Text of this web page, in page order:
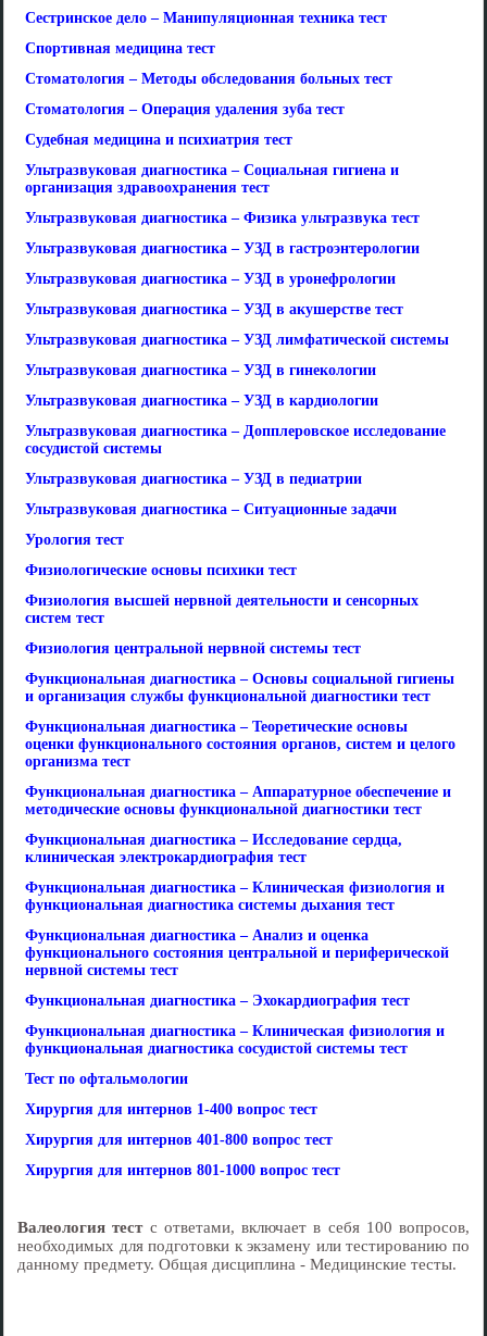
Сестринское дело – Манипуляционная техника тест
Спортивная медицина тест
Стоматология – Методы обследования больных тест
Стоматология – Операция удаления зуба тест
Судебная медицина и психиатрия тест
Ультразвуковая диагностика – Социальная гигиена и
организация здравоохранения тест
Ультразвуковая диагностика – Физика ультразвука тест
Ультразвуковая диагностика – УЗД в гастроэнтерологии
Ультразвуковая диагностика – УЗД в уронефрологии
Ультразвуковая диагностика – УЗД в акушерстве тест
Ультразвуковая диагностика – УЗД лимфатической системы
Ультразвуковая диагностика – УЗД в гинекологии
Ультразвуковая диагностика – УЗД в кардиологии
Ультразвуковая диагностика – Допплеровское исследование
сосудистой системы
Ультразвуковая диагностика – УЗД в педиатрии
Ультразвуковая диагностика – Ситуационные задачи
Урология тест
Физиологические основы психики тест
Физиология высшей нервной деятельности и сенсорных
систем тест
Физиология центральной нервной системы тест
Функциональная диагностика – Основы социальной гигиены
и организация службы функциональной диагностики тест
Функциональная диагностика – Теоретические основы
оценки функционального состояния органов, систем и целого
организма тест
Функциональная диагностика – Аппаратурное обеспечение и
методические основы функциональной диагностики тест
Функциональная диагностика – Исследование сердца,
клиническая электрокардиография тест
Функциональная диагностика – Клиническая физиология и
функциональная диагностика системы дыхания тест
Функциональная диагностика – Анализ и оценка
функционального состояния центральной и периферической
нервной системы тест
Функциональная диагностика – Эхокардиография тест
Функциональная диагностика – Клиническая физиология и
функциональная диагностика сосудистой системы тест
Тест по офтальмологии
Хирургия для интернов 1-400 вопрос тест
Хирургия для интернов 401-800 вопрос тест
Хирургия для интернов 801-1000 вопрос тест
Валеология тестс ответами, включает в себя 100 вопросов,
необходимых для подготовки к экзамену или тестированию по
данному предмету. Общая дисциплина - Медицинские тесты.